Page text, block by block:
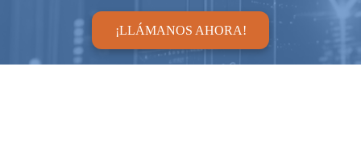
¡LLÁMANOS AHORA!